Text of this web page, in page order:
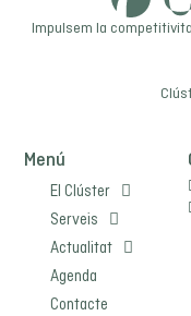
Impulsem la
Menú
El Clúster
Serveis
Actualitat
Agenda
Contacte